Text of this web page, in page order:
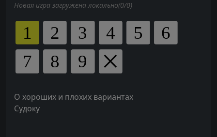
Новая игра загружена локально(0/0)
О хороших и плохих вариантах
Судоку